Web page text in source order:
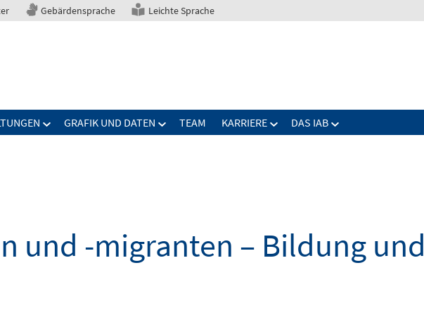
Gebärdensprache Leichte Sprache
GRAFIK UND DATEN TEAM KARRIERE DAS IAB
und -migranten – Bildung und